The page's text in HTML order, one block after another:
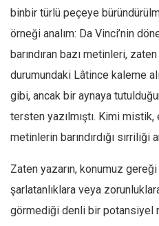
binbir türlü peçeye
örneği analım: Da Vinci’nin
barındıran bazı metinleri,
durumundaki Lâtince kaleme
gibi, ancak bir aynaya
tersten yazılmıştı. Kimi
metinlerin barındırdığı
Zaten yazarın, konumuz
şarlatanlıklara veya
görmediği denli bir potansiyel